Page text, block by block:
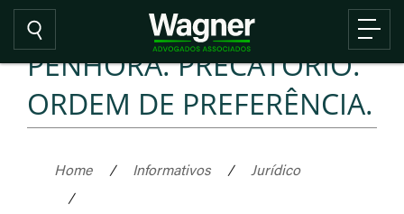
PENHORA. PRECATÓRIO.
ORDEM DE PREFERÊNCIA.
Home / Informativos /
Jurídico
/